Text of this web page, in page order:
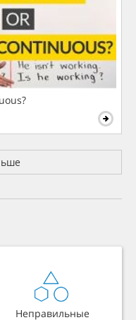
Неправильные